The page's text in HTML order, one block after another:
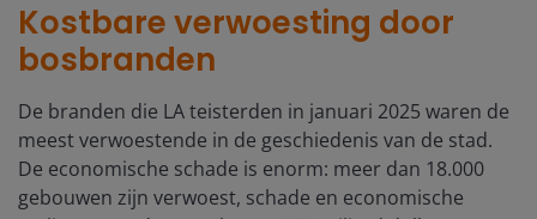
Kostbare verwoesting door
bosbranden
De branden die LA teisterden in januari 2025 waren de
meest verwoestende in de geschiedenis van de stad.
De economische schade is enorm: meer dan 18.000
gebouwen zijn verwoest, schade en economische